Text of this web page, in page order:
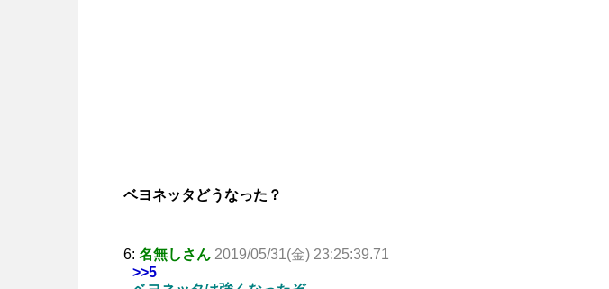
ベヨネッタどうなった？
6: 名無しさん 2019/05/31(金) 23:25:39.71
>>5